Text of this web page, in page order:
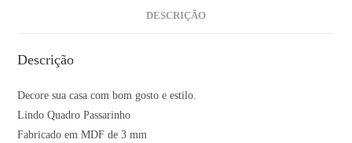
DESCRIÇÃO
Descrição
Decore sua casa com bom gosto e estilo.
Lindo Quadro Passarinho
Fabricado em MDF de 3 mm